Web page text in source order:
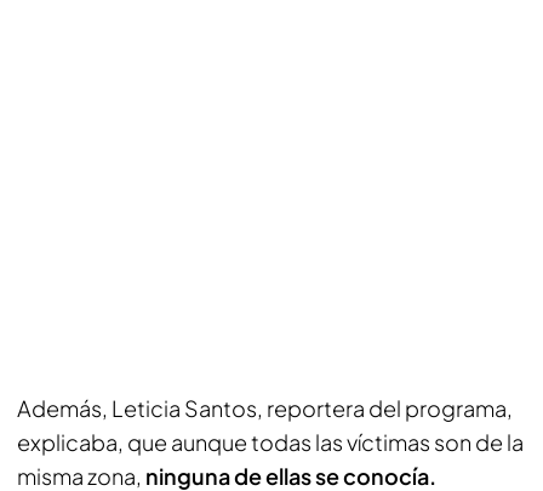
Además, Leticia Santos, reportera del programa,
explicaba, que aunque todas las víctimas son de la
misma zona, ninguna de ellas se conocía.